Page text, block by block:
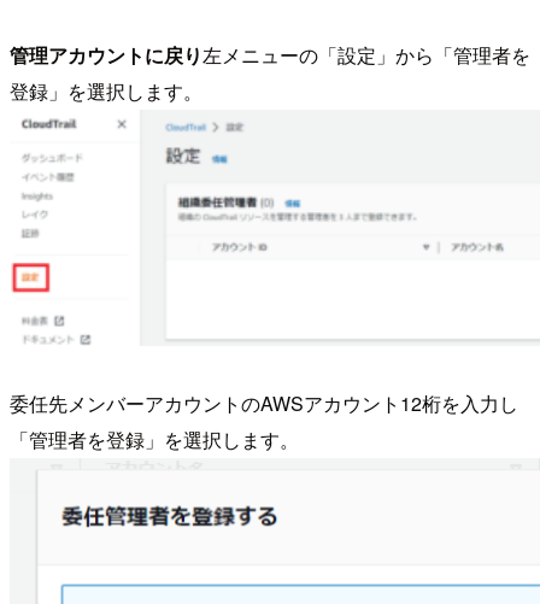
管理アカウントに戻り左メニューの「設定」から「管理者を
登録」を選択します。
委任先メンバーアカウントのAWSアカウント12桁を入力し
「管理者を登録」を選択します。